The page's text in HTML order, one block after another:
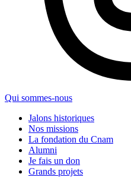
Qui sommes-nous
Jalons historiques
Nos missions
La fondation du Cnam
Alumni
Je fais un don
Grands projets